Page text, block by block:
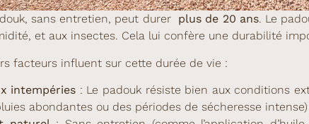
sans entretien, peut durer plus de 20 ans. Le
et aux insectes. Cela lui confère une durabilité
facteurs influent sur cette durée de vie :
intempéries : Le padouk résiste bien aux conditions
abondantes ou des périodes de sécheresse